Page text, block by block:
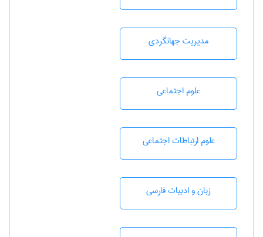
مديريت جهانگردی
علوم اجتماعی
علوم ارتباطات اجتماعی
زبان و ادبيات فارسی